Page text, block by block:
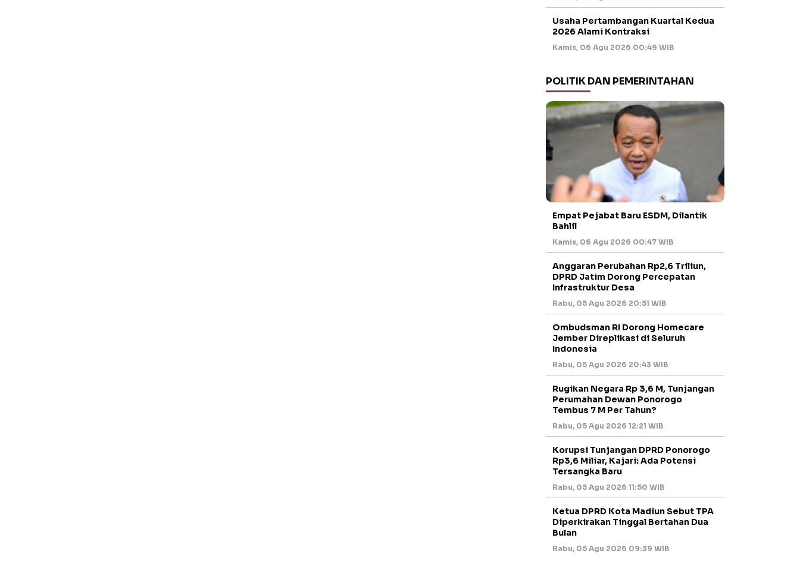
Usaha Pertambangan Kuartal Kedua
2026 Alami Kontraksi
Kamis, 06 Agu 2026 00:49 WIB
POLITIK DAN PEMERINTAHAN
Empat Pejabat Baru ESDM, Dilantik
Bahlil
Kamis, 06 Agu 2026 00:47 WIB
Anggaran Perubahan Rp2,6 Triliun,
DPRD Jatim Dorong Percepatan
Infrastruktur Desa
Rabu, 05 Agu 2026 20:51 WIB
Ombudsman RI Dorong Homecare
Jember Direplikasi di Seluruh
Indonesia
Rabu, 05 Agu 2026 20:43 WIB
Rugikan Negara Rp 3,6 M, Tunjangan
Perumahan Dewan Ponorogo
Tembus 7 M Per Tahun?
Rabu, 05 Agu 2026 12:21 WIB
Korupsi Tunjangan DPRD Ponorogo
Rp3,6 Miliar, Kajari: Ada Potensi
Tersangka Baru
Rabu, 05 Agu 2026 11:50 WIB
Ketua DPRD Kota Madiun Sebut TPA
Diperkirakan Tinggal Bertahan Dua
Bulan
Rabu, 05 Agu 2026 09:39 WIB